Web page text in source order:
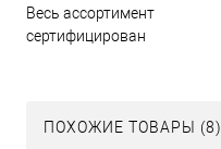
Весь ассортимент
сертифицирован
ПОХОЖИЕ ТОВАРЫ (8)